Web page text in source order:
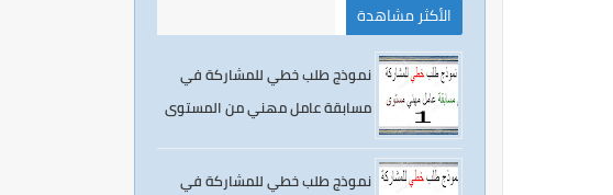
الأكثر مشاهدة
نموذج طلب خطي للمشاركة في
مسابقة عامل مهني من المستوى
نموذج طلب خطي للمشاركة في